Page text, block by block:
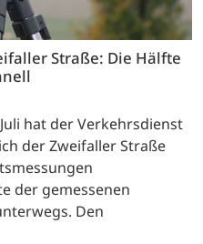
Straße: Die Hälfte
hat der Verkehrsdienst
der Zweifaller Straße
der gemessenen
Den